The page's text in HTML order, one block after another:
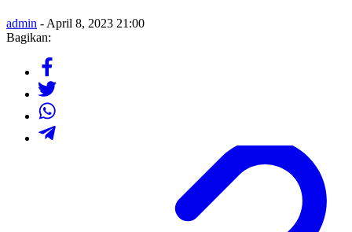
admin - April 8, 2023 21:00
Bagikan: